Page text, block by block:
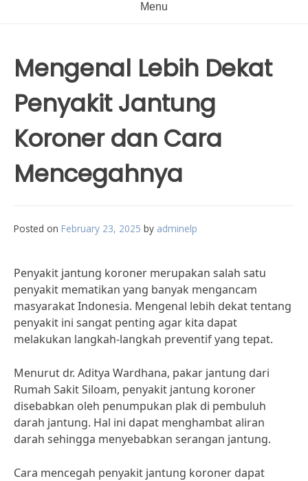
Menu
Mengenal Lebih Dekat
Penyakit Jantung
Koroner dan Cara
Mencegahnya
Posted on February 23, 2025 by adminelp
Penyakit jantung koroner merupakan salah satu
penyakit mematikan yang banyak mengancam
masyarakat Indonesia. Mengenal lebih dekat tentang
penyakit ini sangat penting agar kita dapat
melakukan langkah-langkah preventif yang tepat.
Menurut dr. Aditya Wardhana, pakar jantung dari
Rumah Sakit Siloam, penyakit jantung koroner
disebabkan oleh penumpukan plak di pembuluh
darah jantung. Hal ini dapat menghambat aliran
darah sehingga menyebabkan serangan jantung.
Cara mencegah penyakit jantung koroner dapat